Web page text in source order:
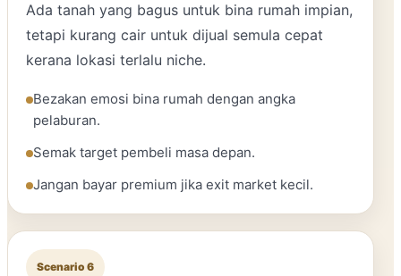
Ada tanah yang bagus untuk bina rumah impian,
tetapi kurang cair untuk dijual semula cepat
kerana lokasi terlalu niche.
Bezakan emosi bina rumah dengan angka
pelaburan.
Semak target pembeli masa depan.
Jangan bayar premium jika exit market kecil.
Scenario 6